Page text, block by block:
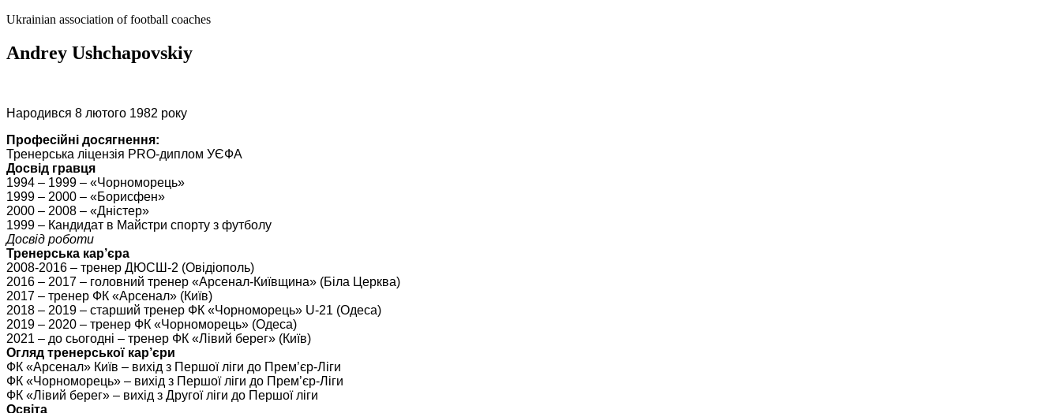
Ukrainian association of football coaches
Andrey Ushchapovskiy
Народився 8 лютого 1982 року
Професійні досягнення:
Тренерська ліцензія PRO-диплом УЄФА
Досвід гравця
1994 – 1999 – «Чорноморець»
1999 – 2000 – «Борисфен»
2000 – 2008 – «Дністер»
1999 – Кандидат в Майстри спорту з футболу
Досвід роботи
Тренерська кар’єра
2008-2016 – тренер ДЮСШ-2 (Овідіополь)
2016 – 2017 – головний тренер «Арсенал-Київщина» (Біла Церква)
2017 – тренер ФК «Арсенал» (Київ)
2018 – 2019 – старший тренер ФК «Чорноморець» U-21 (Одеса)
2019 – 2020 – тренер ФК «Чорноморець» (Одеса)
2021 – до сьогодні – тренер ФК «Лівий берег» (Київ)
Огляд тренерської кар’єри
ФК «Арсенал» Київ – вихід з Першої ліги до Прем’єр-Ліги
ФК «Чорноморець» – вихід з Першої ліги до Прем’єр-Ліги
ФК «Лівий берег» – вихід з Другої ліги до Першої ліги
Освіта